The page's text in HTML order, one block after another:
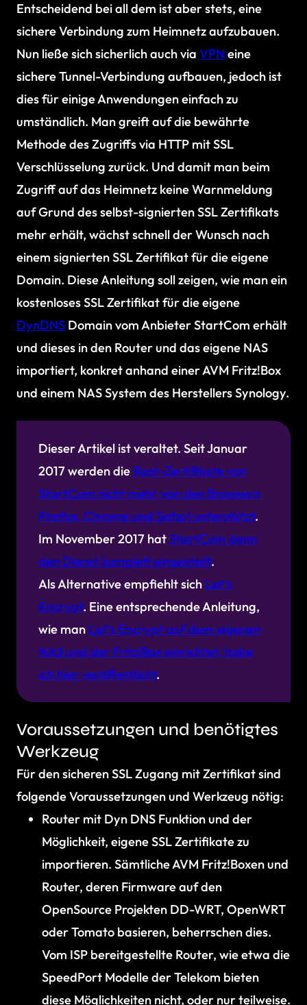
Entscheidend bei all dem ist aber stets, eine
sichere Verbindung zum Heimnetz aufzubauen.
Nun ließe sich sicherlich auch via VPN eine
sichere Tunnel-Verbindung aufbauen, jedoch ist
dies für einige Anwendungen einfach zu
umständlich. Man greift auf die bewährte
Methode des Zugriffs via HTTP mit SSL
Verschlüsselung zurück. Und damit man beim
Zugriff auf das Heimnetz keine Warnmeldung
auf Grund des selbst-signierten SSL Zertifikats
mehr erhält, wächst schnell der Wunsch nach
einem signierten SSL Zertifikat für die eigene
Domain. Diese Anleitung soll zeigen, wie man ein
kostenloses SSL Zertifikat für die eigene
DynDNS Domain vom Anbieter StartCom erhält
und dieses in den Router und das eigene NAS
importiert, konkret anhand einer AVM Fritz!Box
und einem NAS System des Herstellers Synology.
Dieser Artikel ist veraltet. Seit Januar
2017 werden die Root-Zertifikate von
StartCom nicht mehr von den Browsern
Firefox, Chrome und Safari unterstützt.
Im November 2017 hat StartCom dann
den Dienst komplett eingestellt.
Als Alternative empfiehlt sich Let’s
Encrypt. Eine entsprechende Anleitung,
wie man Let’s Encrypt auf dem eigenen
NAS und der Fritz!Box einrichtet, habe
ich hier veröffentlicht.
Voraussetzungen und benötigtes
Werkzeug
Für den sicheren SSL Zugang mit Zertifikat sind
folgende Voraussetzungen und Werkzeug nötig:
Router mit Dyn DNS Funktion und der
Möglichkeit, eigene SSL Zertifikate zu
importieren. Sämtliche AVM Fritz!Boxen und
Router, deren Firmware auf den
OpenSource Projekten DD-WRT, OpenWRT
oder Tomato basieren, beherrschen dies.
Vom ISP bereitgestellte Router, wie etwa die
SpeedPort Modelle der Telekom bieten
diese Möglichkeiten nicht, oder nur teilweise.